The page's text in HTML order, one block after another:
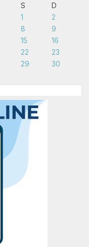
S
D
1
2
8
9
15
16
22
23
29
30